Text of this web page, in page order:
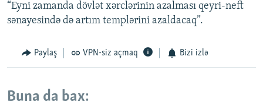
“Eyni zamanda dövlət xərclərinin azalması qeyri-neft
sənayesində də artım templərini azaldacaq”.
Paylaş VPN-siz açmaq Bizi izlə
Buna da bax: